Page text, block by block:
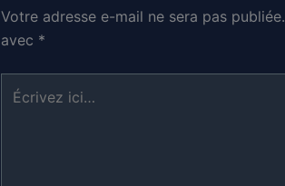
Votre adresse e-mail ne sera pas publiée.
avec *
Écrivez
ici…